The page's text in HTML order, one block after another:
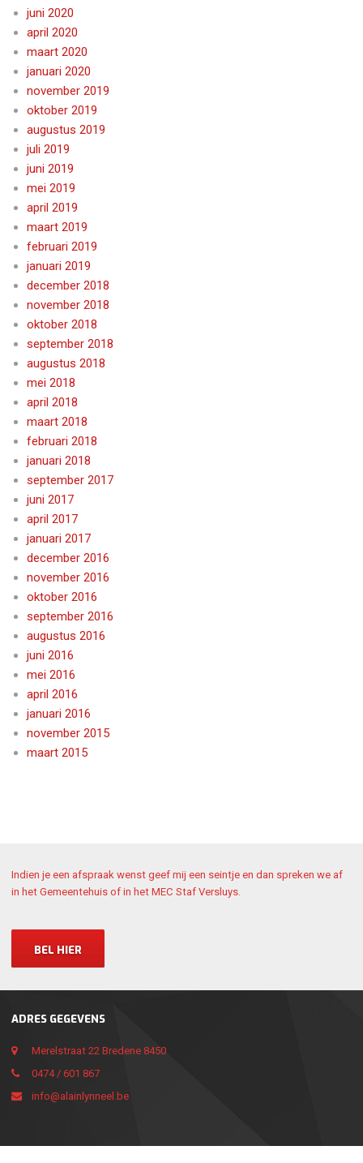
juni 2020
april 2020
maart 2020
januari 2020
november 2019
oktober 2019
augustus 2019
juli 2019
juni 2019
mei 2019
april 2019
maart 2019
februari 2019
januari 2019
december 2018
november 2018
oktober 2018
september 2018
augustus 2018
mei 2018
april 2018
maart 2018
februari 2018
januari 2018
september 2017
juni 2017
april 2017
januari 2017
december 2016
november 2016
oktober 2016
september 2016
augustus 2016
juni 2016
mei 2016
april 2016
januari 2016
november 2015
maart 2015
ADRES GEGEVENS
Merelstraat 22 Bredene 8450
0474 / 601 867
info@alainlynneel.be
Indien je een afspraak wenst geef mij een seintje en dan spreken we af
in het Gemeentehuis of in het MEC Staf Versluys.
BEL HIER